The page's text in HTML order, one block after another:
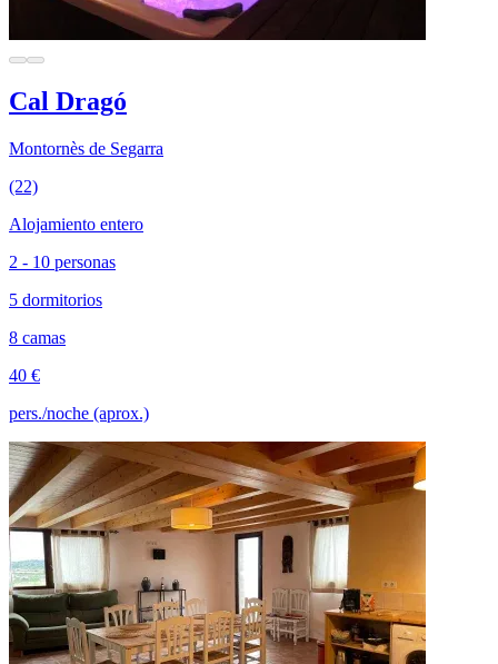
Cal Dragó
Montornès de Segarra
(22)
Alojamiento entero
2 - 10 personas
5 dormitorios
8 camas
40 €
pers./noche (aprox.)